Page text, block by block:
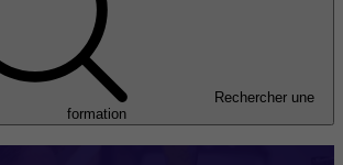
Rechercher une
formation